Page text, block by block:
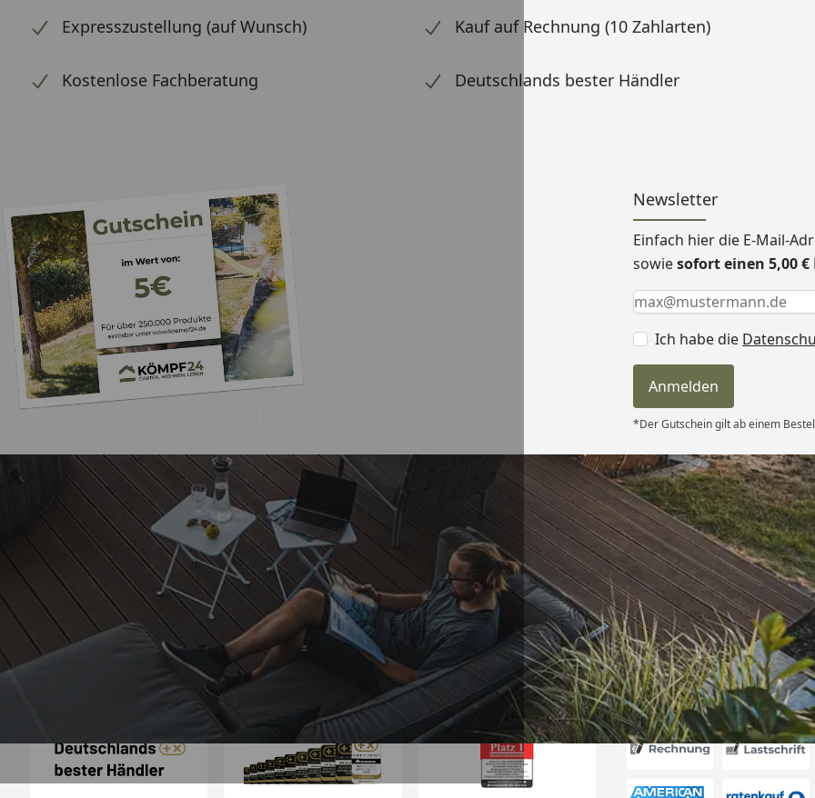
Expresszustellung (auf Wunsch) Kauf auf Rechnung (10 Zahlarten)
Kostenlose Fachberatung Deutschlands bester Händler
Newsletter
Einfach hier die E-Mail-
sowiesofort einen 5,00
Keine Eingabe erforderlich
Eingabe erforderlich
E-Mail *
Ich habe die
Anmelden
*Der Gutschein gilt ab einem
Trusted Shops
4,81/ 5
25.957 Bewertungen
„- Retouren Bearbeitung wurde
umgehend erledigt“
04.08.2026
Versand
Akzeptierte